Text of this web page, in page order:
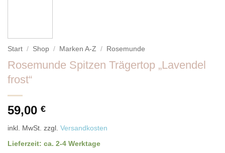
Start / Shop / Marken A-Z / Rosemunde
Rosemunde Spitzen Trägertop „Lavendel
frost“
59,00 €
inkl. MwSt. zzgl. Versandkosten
Lieferzeit: ca. 2-4 Werktage